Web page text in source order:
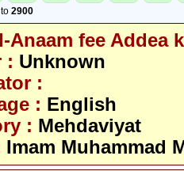
to 2900
Anaam fee Addea
: Unknown
:
: English
: Mehdaviyat
Imam Muhammad